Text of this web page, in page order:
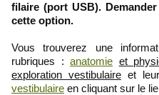
filaire (port USB).
cette option.
Vous trouverez une
rubriques :anatomie et
exploration vestibulaireet leur
vestibulaire en cliquant sur le